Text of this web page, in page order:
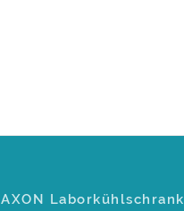
AXON Laborkühlschrank